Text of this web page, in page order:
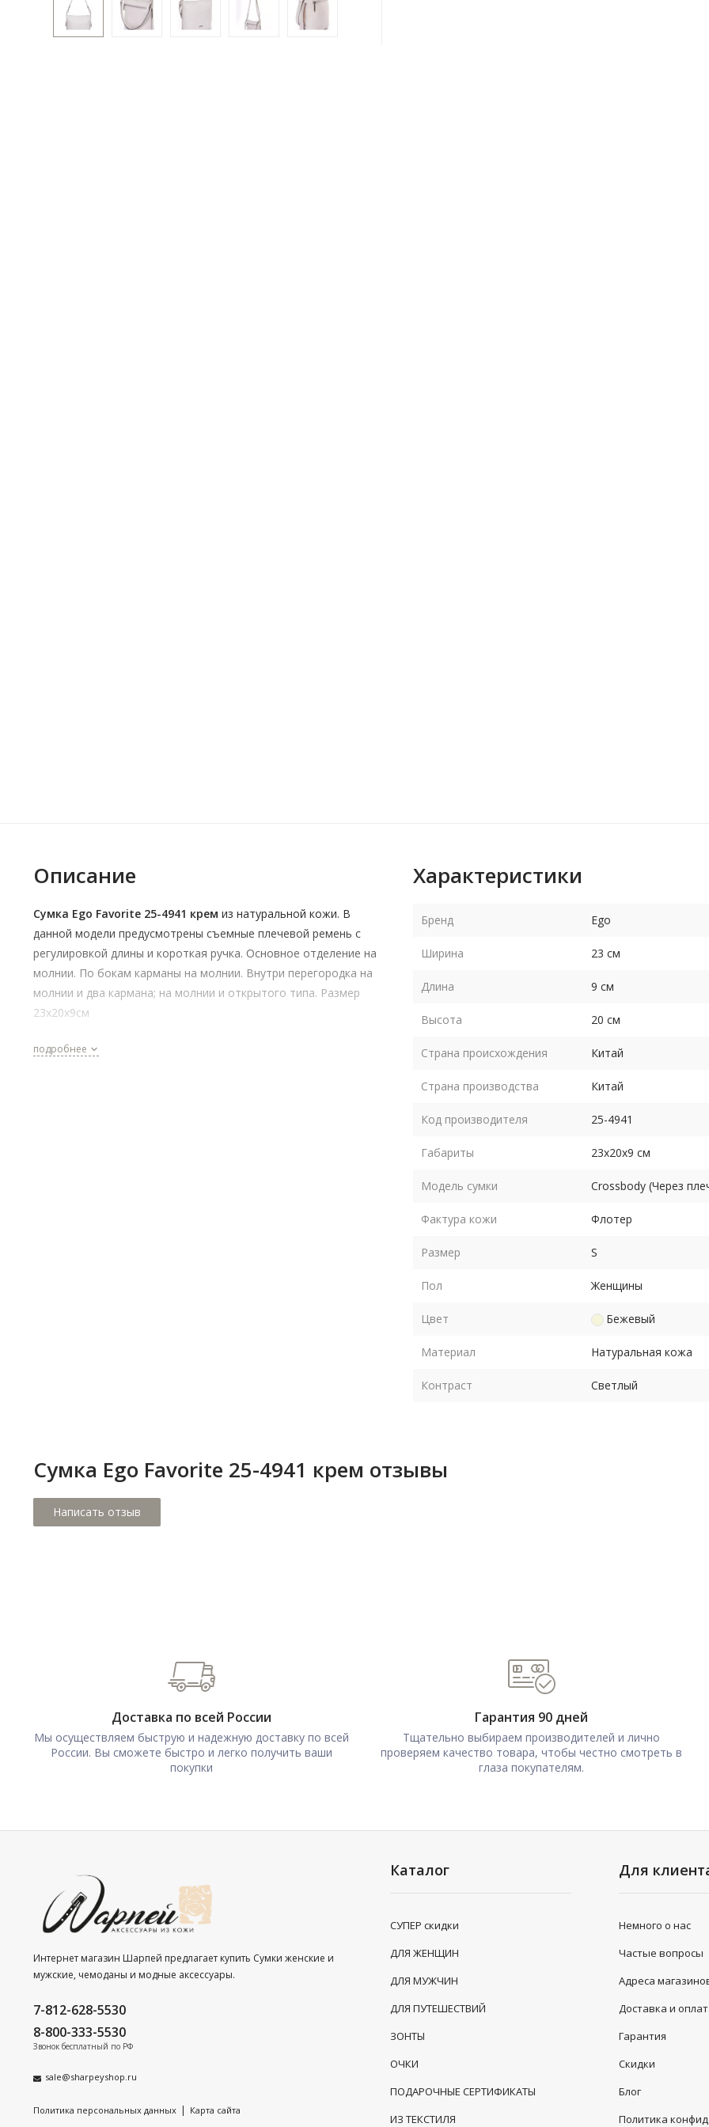
Описание
Сумка Ego Favorite 25-4941 крем из натуральной кожи. В
данной модели предусмотрены съемные плечевой ремень с
регулировкой длины и короткая ручка. Основное отделение на
молнии. По бокам карманы на молнии. Внутри перегородка на
молнии и два кармана; на молнии и открытого типа. Размер
23х20х9см
подробнее
Характеристики
Бренд Ego
Ширина 23 см
Длина 9 см
Высота 20 см
Страна происхождения Китай
Страна производства Китай
Код производителя 25-4941
Габариты 23х20х9 см
Модель сумки Crossbody (Через
Фактура кожи Флотер
Размер S
Пол Женщины
Цвет Бежевый
Материал Натуральная кожа
Контраст Светлый
Сумка Ego Favorite 25-4941 крем отзывы
Доставка по всей России
Мы осуществляем быструю и надежную доставку по всей
России. Вы сможете быстро и легко получить ваши
покупки
Гарантия 90 дней
Тщательно выбираем производителей и лично
проверяем качество товара, чтобы честно смотреть в
глаза покупателям.
Интернет магазин Шарпей предлагает купить Сумки женские и
мужские, чемоданы и модные аксессуары.
7-812-628-5530
8-800-333-5530
Звонок бесплатный по РФ
sale@sharpeyshop.ru
Политика персональных данных | Карта сайта
Каталог
СУПЕР скидки
ДЛЯ ЖЕНЩИН
ДЛЯ МУЖЧИН
ДЛЯ ПУТЕШЕСТВИЙ
ЗОНТЫ
ОЧКИ
ПОДАРОЧНЫЕ СЕРТИФИКАТЫ
ИЗ ТЕКСТИЛЯ
Для
Немного о нас
Частые вопросы
Адреса
Доставка и
Гарантия
Скидки
Блог
Политика